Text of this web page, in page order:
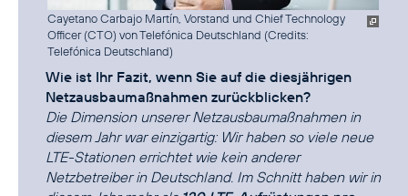
Cayetano Carbajo Martín, Vorstand und Chief Technology
Officer (CTO) von Telefónica Deutschland (Credits:
Telefónica Deutschland)
Wie ist Ihr Fazit, wenn Sie auf die diesjährigen
Netzausbaumaßnahmen zurückblicken?
Die Dimension unserer Netzausbaumaßnahmen in
diesem Jahr war einzigartig: Wir haben so viele neue
LTE-Stationen errichtet wie kein anderer
Netzbetreiber in Deutschland. Im Schnitt haben wir in